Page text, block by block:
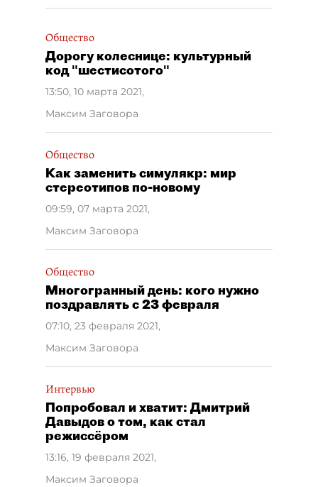
Общество
Дорогу колеснице: культурный
код "шестисотого"
13:50, 10 марта 2021,
Максим Заговора
Общество
Как заменить симулякр: мир
стереотипов по-новому
09:59, 07 марта 2021,
Максим Заговора
Общество
Многогранный день: кого нужно
поздравлять с 23 февраля
07:10, 23 февраля 2021,
Максим Заговора
Интервью
Попробовал и хватит: Дмитрий
Давыдов о том, как стал
режиссёром
13:16, 19 февраля 2021,
Максим Заговора